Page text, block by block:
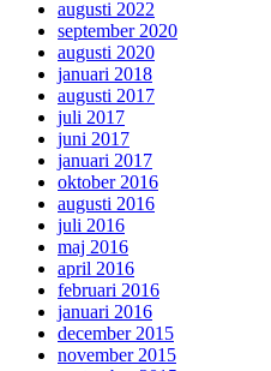
augusti 2022
september 2020
augusti 2020
januari 2018
augusti 2017
juli 2017
juni 2017
januari 2017
oktober 2016
augusti 2016
juli 2016
maj 2016
april 2016
februari 2016
januari 2016
december 2015
november 2015